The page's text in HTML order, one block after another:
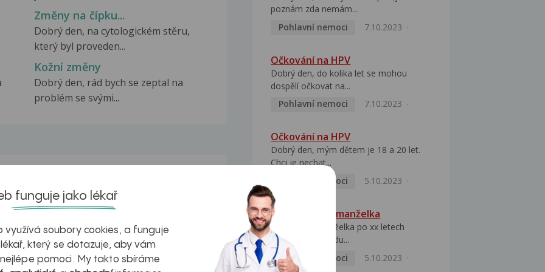
Změny na čípku...
Dobrý den, na cytologickém stěru,
který byl proveden...
Kožní změny
Dobrý den, rád bych se zeptal na
problém se svými...
poznám zda nemám...
Pohlavní nemoci
7.10.2023
Očkování na HPV
Dobrý den, do kolika let se mohou
dospělí očkovat na...
Pohlavní nemoci
7.10.2023
Očkování na HPV
Dobrý den, mým dětem je 18 a 20 let.
Chci je nechat...
Pohlavní nemoci
5.10.2023
HPV pozitivní manželka
Dobrý den, manželka po xx letech
přivezla z Východu...
Pohlavní nemoci
5.10.2023
funguje jako lékař
využívá soubory cookies, a funguje
který se dotazuje, aby vám
pomoci. My takto sbíráme